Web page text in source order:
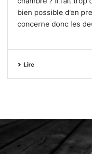
bien possible d’en
concerne donc les
Lire